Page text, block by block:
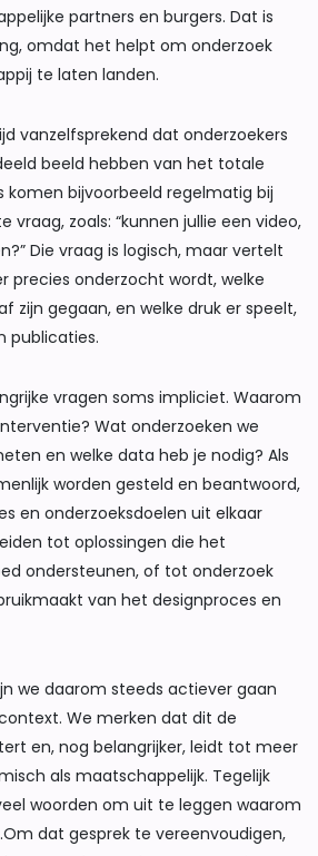
partners en burgers. Dat is
omdat het helpt om onderzoek
te laten landen.
vanzelfsprekend dat onderzoekers
beeld hebben van het totale
komen bijvoorbeeld regelmatig bij
zoals: “kunnen jullie een video,
Die vraag is logisch, maar vertelt
precies onderzocht wordt, welke
zijn gegaan, en welke druk er speelt,
publicaties.
vragen soms impliciet. Waarom
Wat onderzoeken we
en welke data heb je nodig? Als
worden gesteld en beantwoord,
en onderzoeksdoelen uit elkaar
tot oplossingen die het
ondersteunen, of tot onderzoek
van het designproces en
we daarom steeds actiever gaan
We merken dat dit de
en, nog belangrijker, leidt tot meer
als maatschappelijk. Tegelijk
woorden om uit te leggen waarom
dat gesprek te vereenvoudigen,